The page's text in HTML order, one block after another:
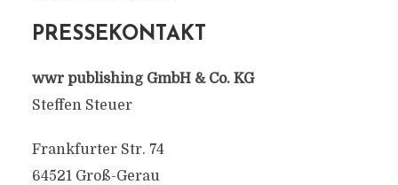
PRESSEKONTAKT
wwr publishing GmbH & Co. KG
Steffen Steuer
Frankfurter Str. 74
64521 Groß-Gerau